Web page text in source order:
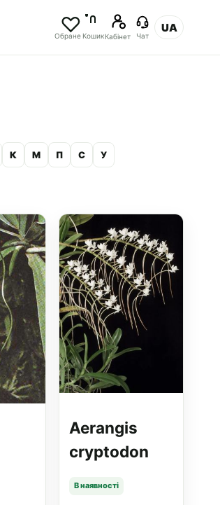
Обране Кошик Кабінет Чат
UA
К М П С У
Aerangis
cryptodon
В наявності